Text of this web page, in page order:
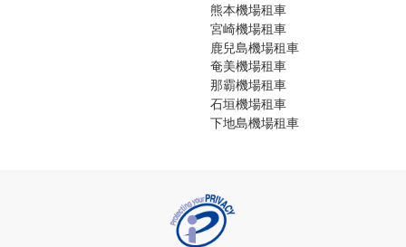
熊本機場租車
宮崎機場租車
鹿兒島機場租車
奄美機場租車
那霸機場租車
石垣機場租車
下地島機場租車